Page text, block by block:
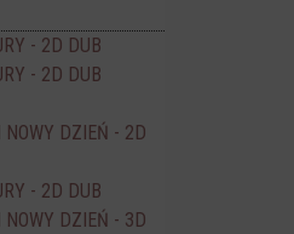
- 2D DUB
- 2D DUB
DZIEŃ - 2D
- 2D DUB
DZIEŃ - 3D